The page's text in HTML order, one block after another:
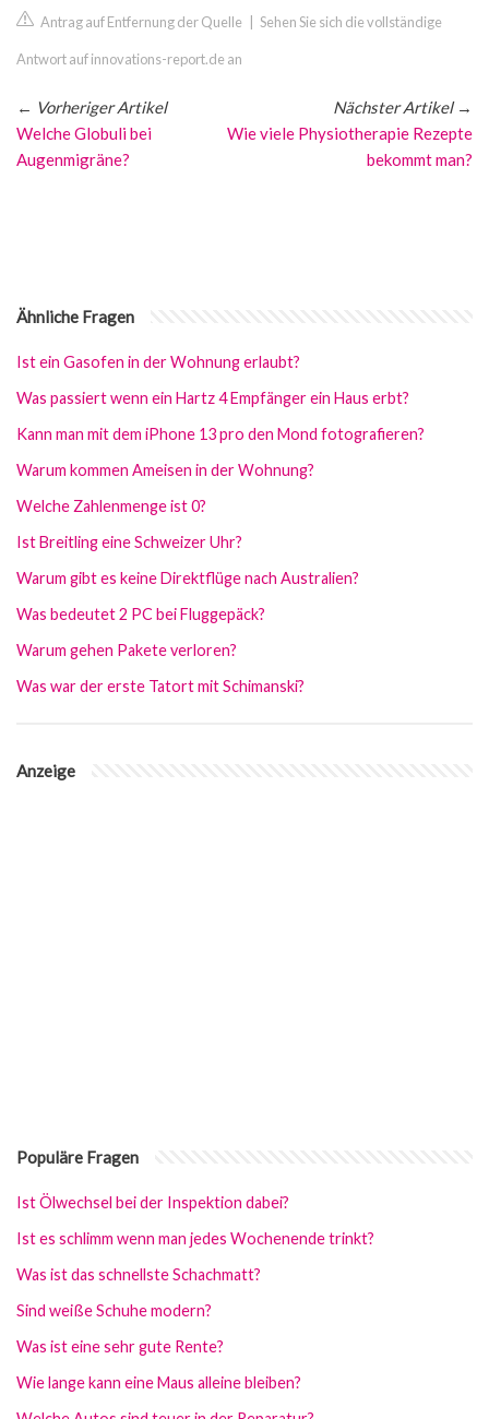
Antrag auf Entfernung der Quelle Sehen Sie sich die vollständige
Antwort auf innovations-report.de an
← Vorheriger Artikel
Welche Globuli bei
Augenmigräne?
Nächster Artikel→
Wie viele Physiotherapie Rezepte
bekommt man?
Ähnliche Fragen
Ist ein Gasofen in der Wohnung erlaubt?
Was passiert wenn ein Hartz 4 Empfänger ein Haus erbt?
Kann man mit dem iPhone 13 pro den Mond fotografieren?
Warum kommen Ameisen in der Wohnung?
Welche Zahlenmenge ist 0?
Ist Breitling eine Schweizer Uhr?
Warum gibt es keine Direktflüge nach Australien?
Was bedeutet 2 PC bei Fluggepäck?
Warum gehen Pakete verloren?
Was war der erste Tatort mit Schimanski?
Anzeige
Populäre Fragen
Ist Ölwechsel bei der Inspektion dabei?
Ist es schlimm wenn man jedes Wochenende trinkt?
Was ist das schnellste Schachmatt?
Sind weiße Schuhe modern?
Was ist eine sehr gute Rente?
Wie lange kann eine Maus alleine bleiben?